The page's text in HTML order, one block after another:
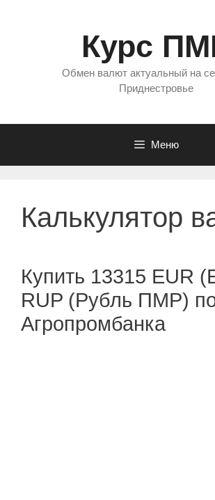
Курс
Обмен валют актуальный на
Приднестровье
Меню
Калькулятор
Купить 13315 EUR
RUP (Рубль ПМР)
Агропромбанка